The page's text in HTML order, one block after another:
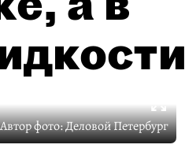
Автор фото:Деловой Петербург